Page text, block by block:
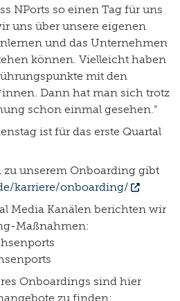
NPorts so einen Tag für uns
uns über unsere eigenen
und das Unternehmen
können. Vielleicht haben
mit den
Dann hat man sich trotz
schon einmal gesehen.“
ist für das erste Quartal
unserem Onboarding gibt
karriere/onboarding/
Media Kanälen berichten wir
Maßnahmen:
Onboardings sind hier
zu finden: